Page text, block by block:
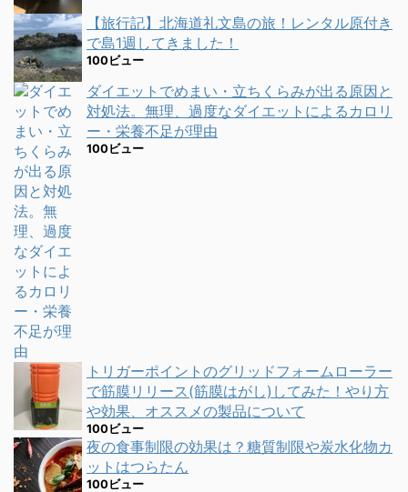
【旅行記】北海道礼文島の旅！レンタル原付き
で島1週してきました！
100ビュー
ダイエットでめまい・立ちくらみが出る原因と
対処法。無理、過度なダイエットによるカロリ
ー・栄養不足が理由
100ビュー
トリガーポイントのグリッドフォームローラー
で筋膜リリース(筋膜はがし)してみた！やり方
や効果、オススメの製品について
100ビュー
夜の食事制限の効果は？糖質制限や炭水化物カ
ットはつらたん
100ビュー